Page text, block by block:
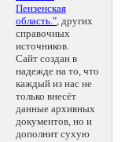
Пензенская
область.", других
справочных
источников.
Сайт создан в
надежде на то, что
каждый из нас не
только внесёт
данные архивных
документов, но и
дополнит сухую